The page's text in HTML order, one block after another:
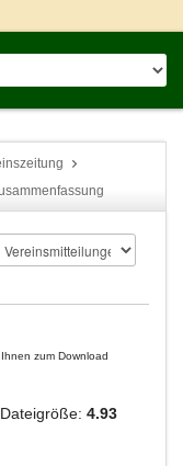
zum Download
Dateigröße: 4.93